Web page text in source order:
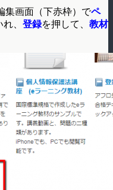
集画面（下赤枠）でペ
、 登録を押して、 教材